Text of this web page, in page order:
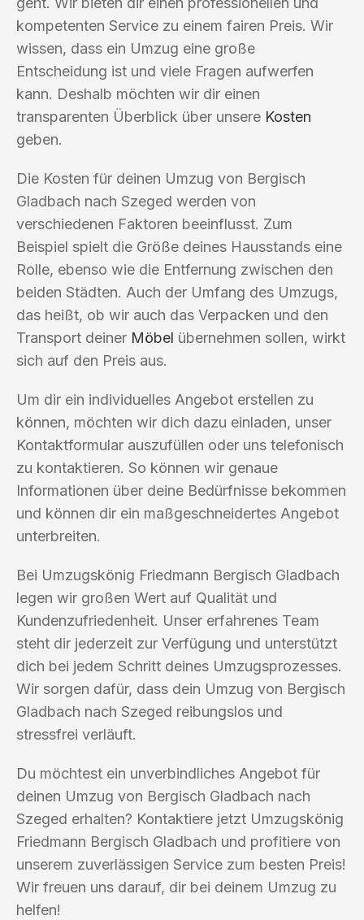
kompetenten Service zu einem fairen Preis. Wir
wissen, dass ein Umzug eine große
Entscheidung ist und viele Fragen aufwerfen
kann. Deshalb möchten wir dir einen
transparenten Überblick über unsere Kosten
geben.
Die Kosten für deinen Umzug von Bergisch
Gladbach nach Szeged werden von
verschiedenen Faktoren beeinflusst. Zum
Beispiel spielt die Größe deines Hausstands eine
Rolle, ebenso wie die Entfernung zwischen den
beiden Städten. Auch der Umfang des Umzugs,
das heißt, ob wir auch das Verpacken und den
Transport deiner Möbel übernehmen sollen, wirkt
sich auf den Preis aus.
Um dir ein individuelles Angebot erstellen zu
können, möchten wir dich dazu einladen, unser
Kontaktformular auszufüllen oder uns telefonisch
zu kontaktieren. So können wir genaue
Informationen über deine Bedürfnisse bekommen
und können dir ein maßgeschneidertes Angebot
unterbreiten.
Bei Umzugskönig Friedmann Bergisch Gladbach
legen wir großen Wert auf Qualität und
Kundenzufriedenheit. Unser erfahrenes Team
steht dir jederzeit zur Verfügung und unterstützt
dich bei jedem Schritt deines Umzugsprozesses.
Wir sorgen dafür, dass dein Umzug von Bergisch
Gladbach nach Szeged reibungslos und
stressfrei verläuft.
Du möchtest ein unverbindliches Angebot für
deinen Umzug von Bergisch Gladbach nach
Szeged erhalten? Kontaktiere jetzt Umzugskönig
Friedmann Bergisch Gladbach und profitiere von
unserem zuverlässigen Service zum besten Preis!
Wir freuen uns darauf, dir bei deinem Umzug zu
helfen!